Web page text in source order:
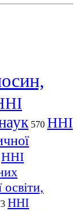
570 ННІ
ННІ
освіти,
ННІ